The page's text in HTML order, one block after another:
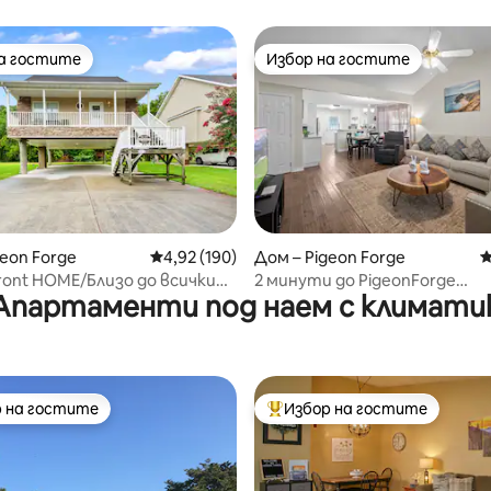
5, 212 отзива
гостите
гостите
Forge Средна оценка: 4,92 от 5, 190 отзива
4,92 (190)
HOME/Близо до всички
забавления
Избор на гостите
Избор на гостите
Дом – Pigeon Forge
2 минути до PigeonForge
Strp_AFFordable_Cute
под наем с
избор на гостите
на гостите Най-популярен избор на
Избор на гостите